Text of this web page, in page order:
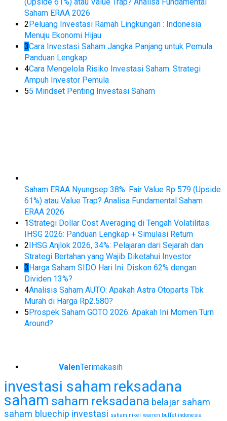
Saham ERAA 2026
2Peluang Investasi Ramah Lingkungan : Indonesia
Menuju Ekonomi Hijau
3Cara Investasi Saham Jangka Panjang untuk Pemula:
Panduan Lengkap
4Cara Mengelola Risiko Investasi Saham: Strategi
Ampuh Investor Pemula
55 Mindset Penting Investasi Saham
Saham ERAA Nyungsep 38%: Fair Value Rp 579 (Upside
61%) atau Value Trap? Analisa Fundamental Saham
ERAA 2026
1Strategi Dollar Cost Averaging di Tengah Volatilitas
IHSG 2026: Panduan Lengkap + Simulasi Return
2IHSG Anjlok 2026, 34%: Pelajaran dari Sejarah dan
Strategi Bertahan yang Wajib Diketahui Investor
3Harga Saham SIDO Hari Ini: Diskon 62% dengan
Dividen 13%?
4Analisis Saham AUTO: Apakah Astra Otoparts Tbk
Murah di Harga Rp2.580?
5Prospek Saham GOTO 2026: Apakah Ini Momen Turn
Around?
ValenTerimakasih
investasi saham reksadana
saham saham reksadana belajar saham
saham bluechip investasi saham nikel warren buffet indonesia